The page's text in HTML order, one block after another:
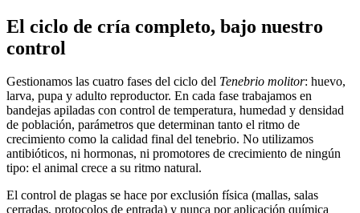
El ciclo de cría completo, bajo nuestro
control
Gestionamos las cuatro fases del ciclo del Tenebrio molitor: huevo,
larva, pupa y adulto reproductor. En cada fase trabajamos en
bandejas apiladas con control de temperatura, humedad y densidad
de población, parámetros que determinan tanto el ritmo de
crecimiento como la calidad final del tenebrio. No utilizamos
antibióticos, ni hormonas, ni promotores de crecimiento de ningún
tipo: el animal crece a su ritmo natural.
El control de plagas se hace por exclusión física (mallas, salas
cerradas, protocolos de entrada) y nunca por aplicación química